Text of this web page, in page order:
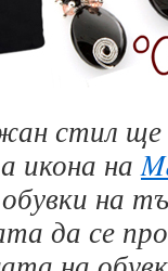
стил ще
икона на
на
да се